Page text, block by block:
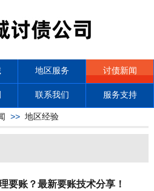
地区服务 讨债新闻
联系我们 服务支持
>> 地区经验
要账？最新要账技术分享！